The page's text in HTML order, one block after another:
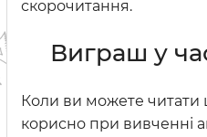
скорочитання.
Виграш у
Коли ви можете читати
корисно при вивченні